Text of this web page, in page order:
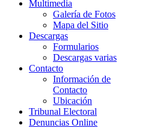
Multimedia
Galería de Fotos
Mapa del Sitio
Descargas
Formularios
Descargas varias
Contacto
Información de
Contacto
Ubicación
Tribunal Electoral
Denuncias Online